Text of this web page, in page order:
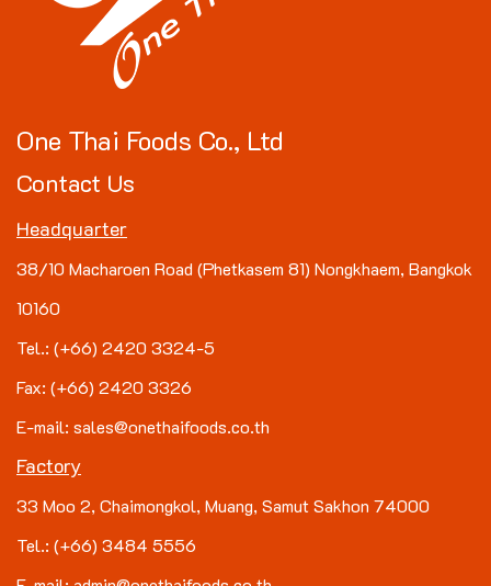
One Thai Foods Co., Ltd
Contact Us
Headquarter
38/10 Macharoen Road (Phetkasem 81) Nongkhaem, Bangkok
10160
Tel.: (+66) 2420 3324-5
Fax: (+66) 2420 3326
E-mail: sales@onethaifoods.co.th
Factory
33 Moo 2, Chaimongkol, Muang, Samut Sakhon 74000
Tel.: (+66) 3484 5556